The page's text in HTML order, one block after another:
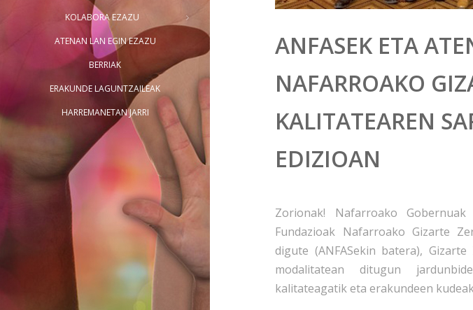
KOLABORA EZAZU
ATENAN LAN EGIN EZAZU
BERRIAK
ERAKUNDE LAGUNTZAILEAK
HARREMANETAN JARRI
ANFASEK ETA
NAFARROAKO
KALITATEAREN
EDIZIOAN
Zorionak! Nafarroako
Fundazioak Nafarroako Gizarte
digute (ANFASekin batera),
modalitatean ditugun
kalitateagatik eta erakundeen